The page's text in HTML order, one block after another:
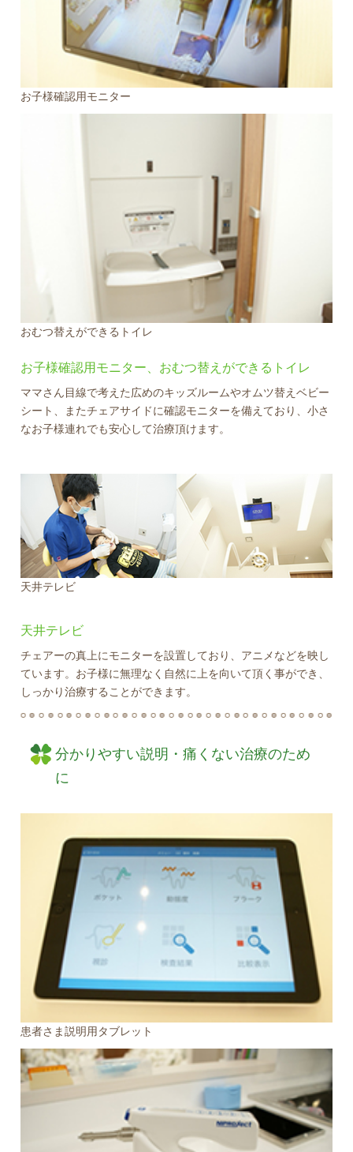
お子様確認用モニター
おむつ替えができるトイレ
お子様確認用モニター、おむつ替えができるトイレ
ママさん目線で考えた広めのキッズルームやオムツ替えベビー
シート、またチェアサイドに確認モニターを備えており、小さ
なお子様連れでも安心して治療頂けます。
天井テレビ
天井テレビ
チェアーの真上にモニターを設置しており、アニメなどを映し
ています。お子様に無理なく自然に上を向いて頂く事ができ、
しっかり治療することができます。
分かりやすい説明・痛くない治療のため
に
患者さま説明用タブレット